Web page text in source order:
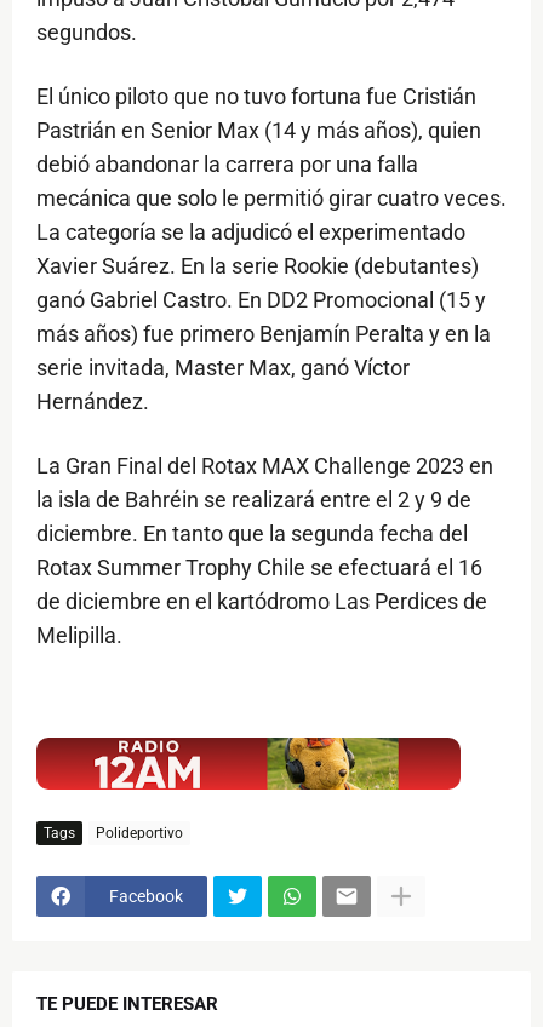
segundos.
El único piloto que no tuvo fortuna fue Cristián
Pastrián en Senior Max (14 y más años), quien
debió abandonar la carrera por una falla
mecánica que solo le permitió girar cuatro veces.
La categoría se la adjudicó el experimentado
Xavier Suárez. En la serie Rookie (debutantes)
ganó Gabriel Castro. En DD2 Promocional (15 y
más años) fue primero Benjamín Peralta y en la
serie invitada, Master Max, ganó Víctor
Hernández.
La Gran Final del Rotax MAX Challenge 2023 en
la isla de Bahréin se realizará entre el 2 y 9 de
diciembre. En tanto que la segunda fecha del
Rotax Summer Trophy Chile se efectuará el 16
de diciembre en el kartódromo Las Perdices de
Melipilla.
Tags Polideportivo
Facebook
TE PUEDE INTERESAR